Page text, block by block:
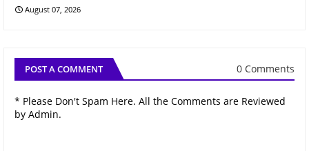
August 07, 2026
POST A COMMENT 0 Comments
* Please Don't Spam Here. All the Comments are Reviewed
by Admin.